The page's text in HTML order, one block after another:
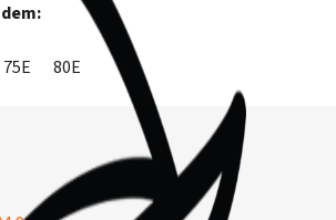
75E 80E 90D